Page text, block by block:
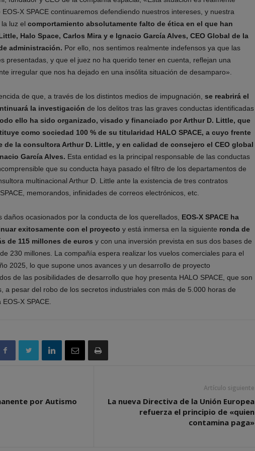
X SPACE continuaremos defendiendo nuestros intereses, y nuestra
luz el comportamiento absolutamente falto de ética en el que han
Halo Space, Carlos Mira y e Ignacio García Alves, CEO Global de la
administración. Por ello, nos sentimos realmente indefensos ya que las
presentadas, y que el juez no ha querido tener en cuenta, reflejan una
irregular que nos ha dejado en una insólita situación de desamparo».
de que, a través de los distintos medios de impugnación, se reabrirá el
la investigación de los delitos tras las graves conductas identificadas
ello ha sido organizado, visado y financiado por Arthur D. Little, que
como sociedad 100 % de su titularidad HALO SPACE, a cuyo frente
de la consultora Arthur D. Little, y en calidad de consejero el CEO global
García Alves. Esta entidad es la principal responsable de las conductas
que su conducta haya pasado el filtro de los departamentos de
multinacional Arthur D. Little ante la existencia de tres contratos
memorandos, infinidades de correos electrónicos, etc.
daños ocasionados por la conducta de los querellados, EOS-X SPACE ha
exitosamente con el proyecto y está inmersa en la siguiente ronda de
de 115 millones de euros y con una inversión prevista en sus dos bases de
230 millones. La compañía espera realizar los vuelos comerciales para el
2025, lo que supone unos avances y un desarrollo de proyecto
de las posibilidades de desarrollo que hoy presenta HALO SPACE, que son
a pesar del robo de los secretos industriales con más de 5.000 horas de
X SPACE.
por Autismo
Artículo siguiente
La nueva Directiva de la Unión Europea
refuerza el principio de «quien
contamina paga»